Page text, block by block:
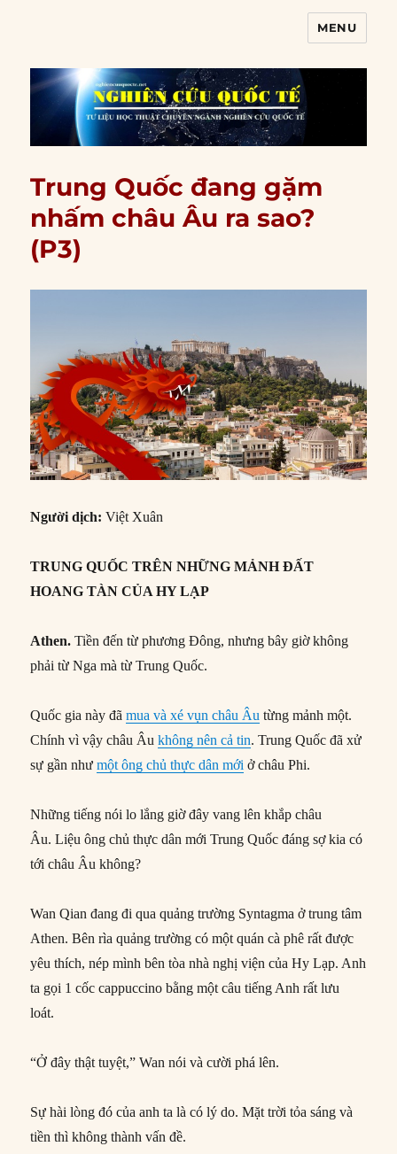
MENU
Trung Quốc đang gặm
nhấm châu Âu ra sao?
(P3)
Người dịch:Việt Xuân
TRUNG QUỐC TRÊN NHỮNG MẢNH ĐẤT
HOANG TÀN CỦA HY LẠP
Athen. Tiền đến từ phương Đông, nhưng bây giờ không
phải từ Nga mà từ Trung Quốc.
Quốc gia này đãmua và xé vụn châu Âu từng mảnh một.
Chính vì vậy châu Âukhông nên cả tin. Trung Quốc đã xử
sự gần nhưmột ông chủ thực dân mới ở châu Phi.
Những tiếng nói lo lắng giờ đây vang lên khắp châu
Âu. Liệu ông chủ thực dân mới Trung Quốc đáng sợ kia có
tới châu Âu không?
Wan Qian đang đi qua quảng trường Syntagma ở trung tâm
Athen. Bên rìa quảng trường có một quán cà phê rất được
yêu thích, nép mình bên tòa nhà nghị viện của Hy Lạp. Anh
ta gọi 1 cốc cappuccino bằng một câu tiếng Anh rất lưu
loát.
“Ở đây thật tuyệt,” Wan nói và cười phá lên.
Sự hài lòng đó của anh ta là có lý do. Mặt trời tỏa sáng và
tiền thì không thành vấn đề.